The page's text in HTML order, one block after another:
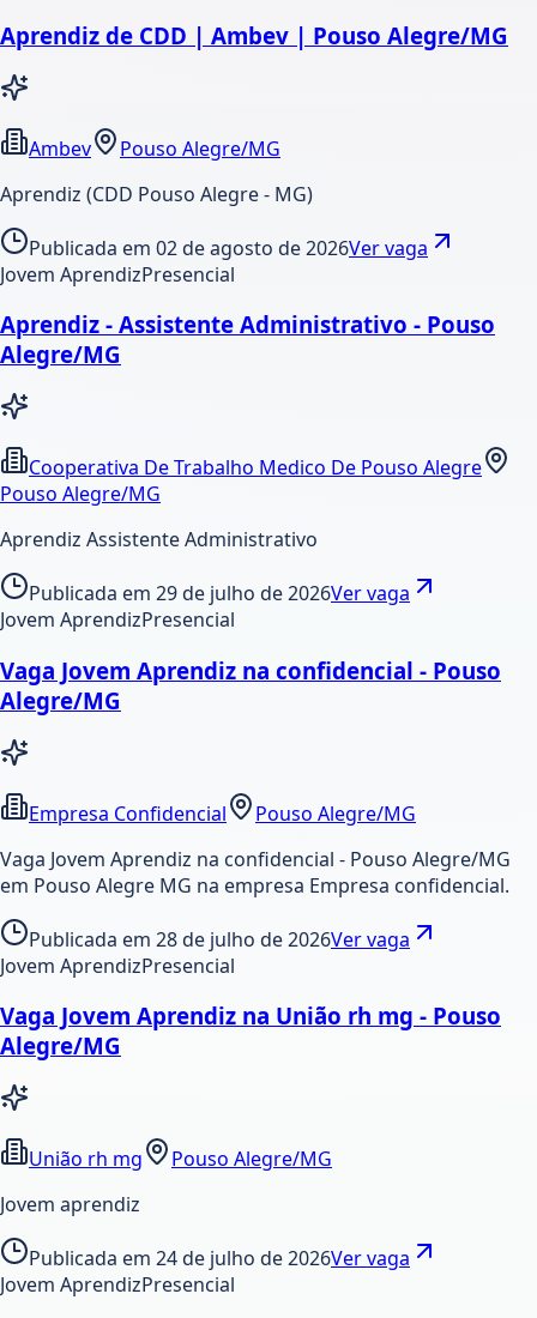
Aprendiz de CDD | Ambev | Pouso Alegre/MG
Ambev
Pouso Alegre/MG
Aprendiz (CDD Pouso Alegre - MG)
Publicada em 02 de agosto de 2026Ver vaga
Jovem AprendizPresencial
Aprendiz - Assistente Administrativo - Pouso
Alegre/MG
Cooperativa De Trabalho Medico De Pouso Alegre
Pouso Alegre/MG
Aprendiz Assistente Administrativo
Publicada em 29 de julho de 2026Ver vaga
Jovem AprendizPresencial
Vaga Jovem Aprendiz na confidencial - Pouso
Alegre/MG
Empresa Confidencial
Pouso Alegre/MG
Vaga Jovem Aprendiz na confidencial - Pouso Alegre/MG
em Pouso Alegre MG na empresa Empresa confidencial.
Publicada em 28 de julho de 2026Ver vaga
Jovem AprendizPresencial
Vaga Jovem Aprendiz na União rh mg - Pouso
Alegre/MG
União rh mg
Pouso Alegre/MG
Jovem aprendiz
Publicada em 24 de julho de 2026Ver vaga
Jovem AprendizPresencial